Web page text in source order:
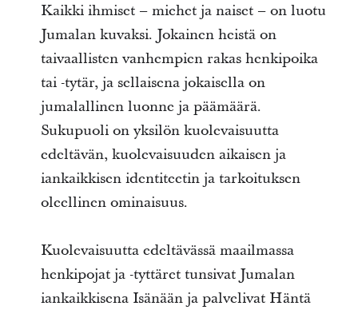
Kaikki ihmiset – miehet ja naiset – on luotu
Jumalan kuvaksi. Jokainen heistä on
taivaallisten vanhempien rakas henkipoika
tai -tytär, ja sellaisena jokaisella on
jumalallinen luonne ja päämäärä.
Sukupuoli on yksilön kuolevaisuutta
edeltävän, kuolevaisuuden aikaisen ja
iankaikkisen identiteetin ja tarkoituksen
oleellinen ominaisuus.
Kuolevaisuutta edeltävässä maailmassa
henkipojat ja -tyttäret tunsivat Jumalan
iankaikkisena Isänään ja palvelivat Häntä